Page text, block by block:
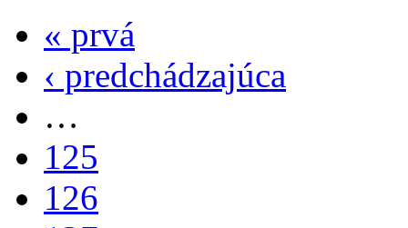
« prvá
‹ predchádzajúca
…
125
126